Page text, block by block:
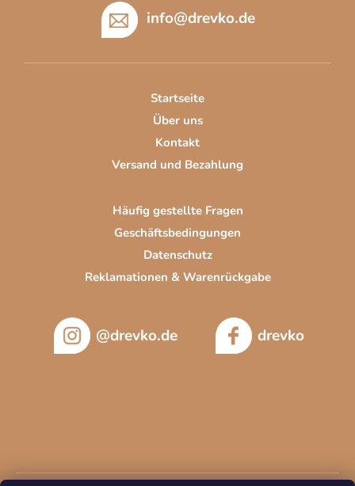
info@drevko.de
Startseite
Über uns
Kontakt
Versand und Bezahlung
Häufig gestellte Fragen
Geschäftsbedingungen
Datenschutz
Reklamationen & Warenrückgabe
@drevko.de drevko